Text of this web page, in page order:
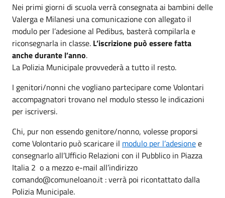
Nei primi giorni di scuola verrà consegnata ai bambini delle
Valerga e Milanesi una comunicazione con allegato il
modulo per l’adesione al Pedibus, basterà compilarla e
riconsegnarla in classe. L’iscrizione può essere fatta
anche durante l’anno.
La Polizia Municipale provvederà a tutto il resto.
I genitori/nonni che vogliano partecipare come Volontari
accompagnatori trovano nel modulo stesso le indicazioni
per iscriversi.
Chi, pur non essendo genitore/nonno, volesse proporsi
come Volontario può scaricare il modulo per l’adesionee
consegnarlo all’Ufficio Relazioni con il Pubblico in Piazza
Italia 2 o a mezzo e-mail all’indirizzo
comando@comuneloano.it : verrà poi ricontattato dalla
Polizia Municipale.